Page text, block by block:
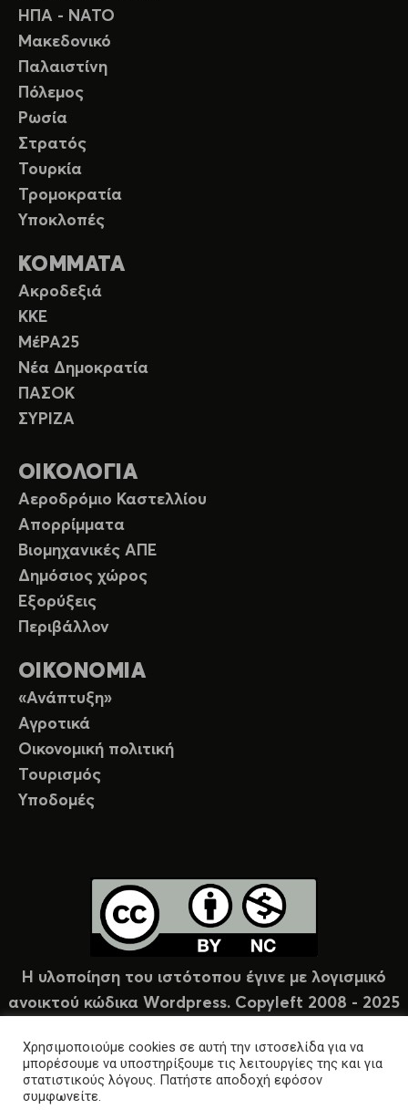
ΗΠΑ - ΝΑΤΟ
Μακεδονικό
Παλαιστίνη
Πόλεμος
Ρωσία
Στρατός
Τουρκία
Τρομοκρατία
Υποκλοπές
ΚΟΜΜΑΤΑ
Ακροδεξιά
ΚΚΕ
ΜέΡΑ25
Νέα Δημοκρατία
ΠΑΣΟΚ
ΣΥΡΙΖΑ
ΟΙΚΟΛΟΓΙΑ
Αεροδρόμιο Καστελλίου
Απορρίμματα
Βιομηχανικές ΑΠΕ
Δημόσιος χώρος
Εξορύξεις
Περιβάλλον
ΟΙΚΟΝΟΜΙΑ
«Ανάπτυξη»
Αγροτικά
Οικονομική πολιτική
Τουρισμός
Υποδομές
Η υλοποίηση του ιστότοπου έγινε με λογισμικό
ανοικτού κώδικα Wordpress. Copyleft 2008 - 2025
Χρησιμοποιούμε cookies σε αυτή την ιστοσελίδα για να
μπορέσουμε να υποστηρίξουμε τις λειτουργίες της και για
στατιστικούς λόγους. Πατήστε αποδοχή εφόσον
συμφωνείτε.